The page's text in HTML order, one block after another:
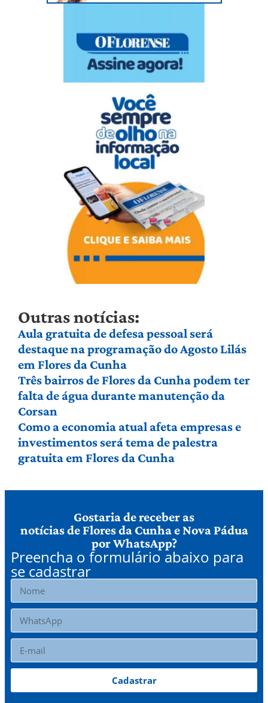
Outras notícias:
Aula gratuita de defesa pessoal será
destaque na programação do Agosto Lilás
em Flores da Cunha
Três bairros de Flores da Cunha podem ter
falta de água durante manutenção da
Corsan
Como a economia atual afeta empresas e
investimentos será tema de palestra
gratuita em Flores da Cunha
Gostaria de receber as
notícias de Flores da Cunha e Nova Pádua
por WhatsApp?
Preencha o formulário abaixo para
se cadastrar
Cadastrar